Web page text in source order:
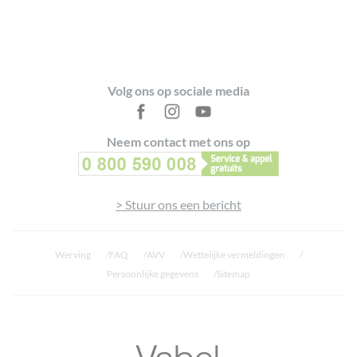
Volg ons op sociale media
Neem contact met ons op
> Stuur ons een bericht
Werving FAQ AVV
Wettelijke vermeldingen
Persoonlijke gegevens
Sitemap